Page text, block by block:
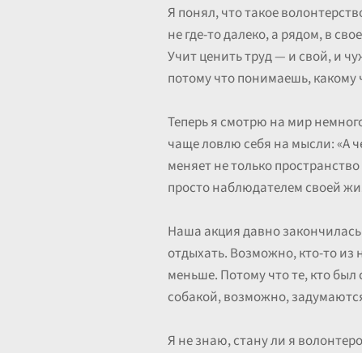
Я понял, что такое
не где-то далеко, а рядом, в
Учит ценить труд — и свой, и
потому что понимаешь, какому
Теперь я смотрю на мир
чаще ловлю себя на мысли: «А
меняет не только
просто наблюдателем своей
Наша акция давно
отдыхать. Возможно, кто-то из
меньше. Потому что те, кто был
собакой, возможно,
Я не знаю, стану ли я